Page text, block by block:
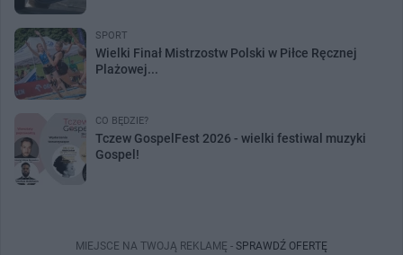
SPORT
Wielki Finał Mistrzostw Polski w Piłce Ręcznej
Plażowej...
CO BĘDZIE?
Tczew GospelFest 2026 - wielki festiwal muzyki
Gospel!
MIEJSCE NA TWOJĄ REKLAMĘ - SPRAWDŹ OFERTĘ